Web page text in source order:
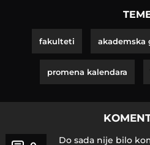
fakulteti akademska
promena kalendara
Do sada nije bilo